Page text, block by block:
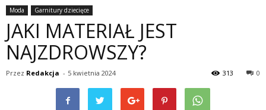
Moda Garnitury dziecięce
JAKI MATERIAŁ JEST
NAJZDROWSZY?
Przez Redakcja - 5 kwietnia 2024 0
313